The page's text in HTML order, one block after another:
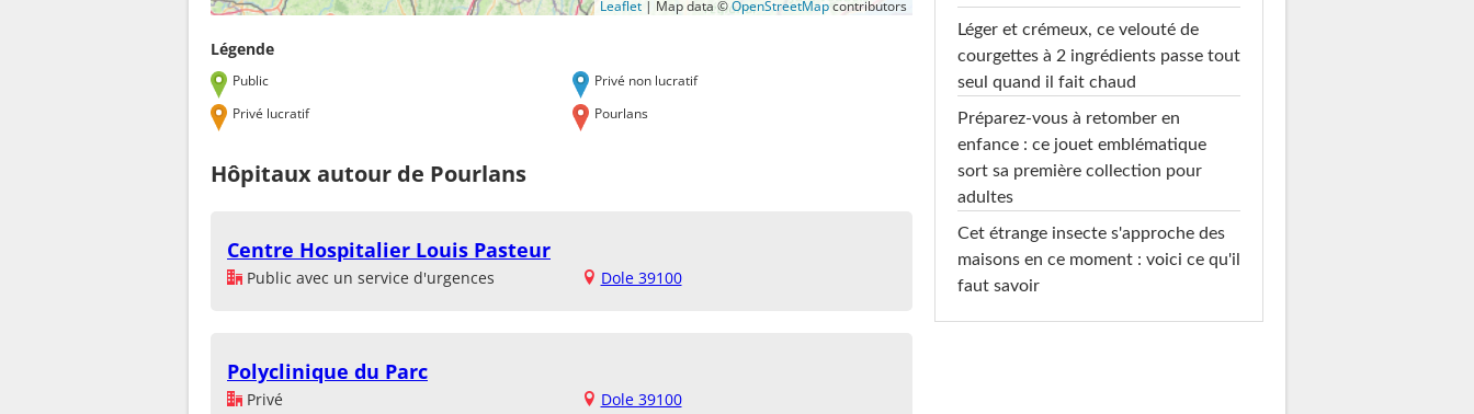
Leaflet | Map data ©OpenStreetMapcontributors
Légende
Public
Privé non lucratif
Privé lucratif
Pourlans
Hôpitaux autour de Pourlans
Centre Hospitalier Louis Pasteur
Public avec un service d'urgences Dole 39100
Polyclinique du Parc
Privé Dole 39100
Léger et crémeux, ce velouté de
courgettes à 2 ingrédients passe tout
seul quand il fait chaud
Préparez-vous à retomber en
enfance : ce jouet emblématique
sort sa première collection pour
adultes
Cet étrange insecte s'approche des
maisons en ce moment : voici ce qu'il
faut savoir